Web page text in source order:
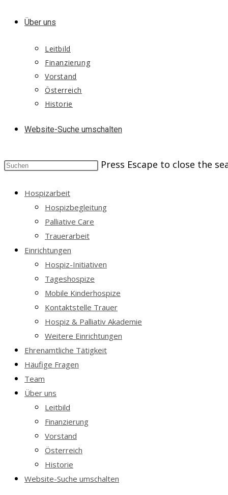
Über uns
Leitbild
Finanzierung
Vorstand
Österreich
Historie
Website-Suche umschalten
Press Escape to close the
Hospizarbeit
Hospizbegleitung
Palliative Care
Trauerarbeit
Einrichtungen
Hospiz-Initiativen
Tageshospize
Mobile Kinderhospize
Kontaktstelle Trauer
Hospiz & Palliativ Akademie
Weitere Einrichtungen
Ehrenamtliche Tätigkeit
Häufige Fragen
Team
Über uns
Leitbild
Finanzierung
Vorstand
Österreich
Historie
Website-Suche umschalten